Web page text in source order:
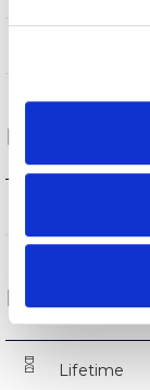
Performance
Life
Lifetime